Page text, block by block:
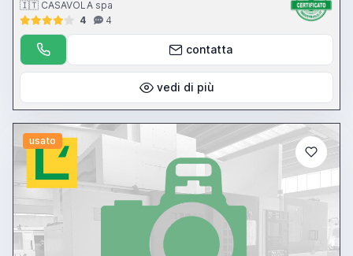
🇮🇹 CASAVOLA spa
4
4
contatta
vedi di più
usato